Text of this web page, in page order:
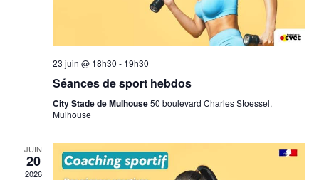
23 juin @ 18h30 - 19h30
Séances de sport hebdos
City Stade de Mulhouse50 boulevard Charles Stoessel,
Mulhouse
JUIN
20
2026